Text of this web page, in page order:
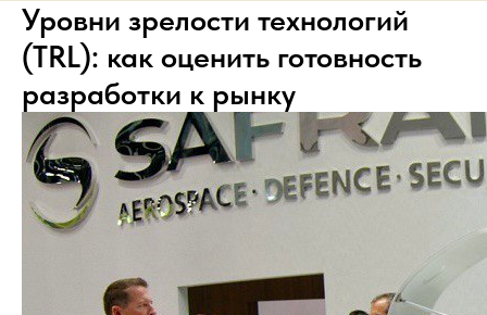
Уровни зрелости технологий
(TRL): как оценить готовность
разработки к рынку